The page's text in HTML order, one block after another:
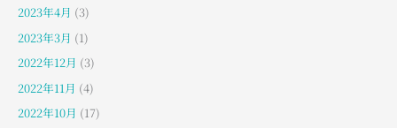
2023年4月 (3)
2023年3月 (1)
2022年12月 (3)
2022年11月 (4)
2022年10月 (17)